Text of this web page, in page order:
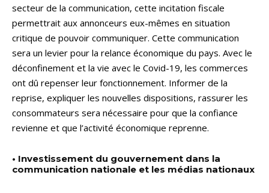
secteur de la communication, cette incitation fiscale
permettrait aux annonceurs eux-mêmes en situation
critique de pouvoir communiquer. Cette communication
sera un levier pour la relance économique du pays. Avec le
déconfinement et la vie avec le Covid-19, les commerces
ont dû repenser leur fonctionnement. Informer de la
reprise, expliquer les nouvelles dispositions, rassurer les
consommateurs sera nécessaire pour que la confiance
revienne et que l’activité économique reprenne.
• Investissement du gouvernement dans la
communication nationale et les médias nationaux